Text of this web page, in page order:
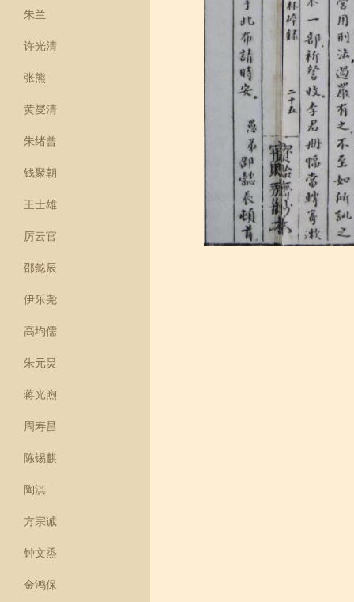
朱兰
许光清
张熊
黄燮清
朱绪曾
钱聚朝
王士雄
厉云官
邵懿辰
伊乐尧
高均儒
朱元炅
蒋光煦
周寿昌
陈锡麒
陶淇
方宗诚
钟文烝
金鸿保